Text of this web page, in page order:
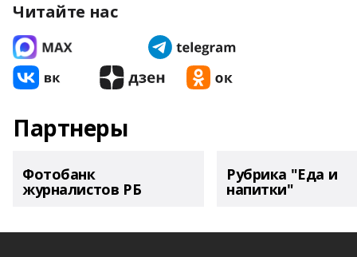
Читайте нас
Партнеры
Фотобанк
журналистов РБ
Рубрика "Еда и
напитки"